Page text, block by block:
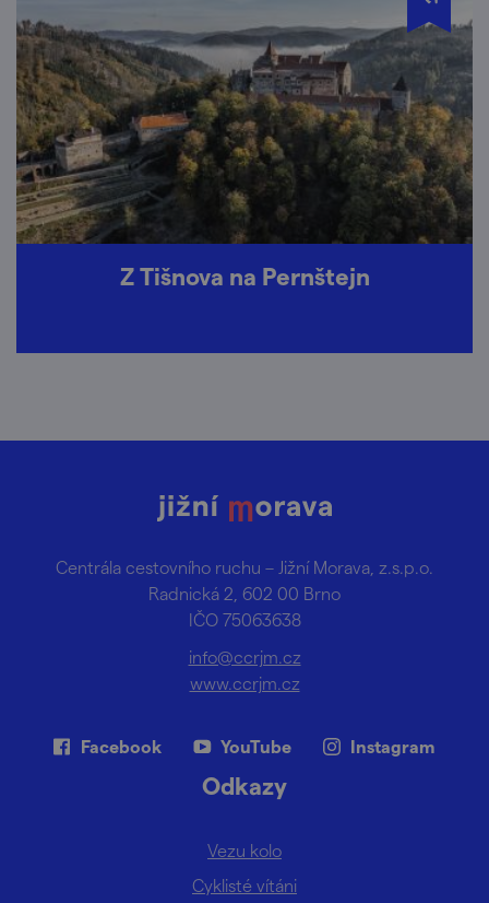
Z Tišnova na Pernštejn
Centrála cestovního ruchu – Jižní Morava, z.s.p.o.
Radnická 2, 602 00 Brno
IČO 75063638
info@ccrjm.cz
www.ccrjm.cz
Facebook YouTube Instagram
Odkazy
Vezu kolo
Cyklisté vítáni